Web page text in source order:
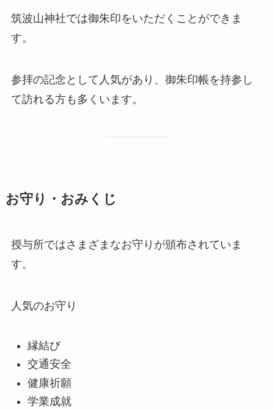
筑波山神社では御朱印をいただくことができま
す。
参拝の記念として人気があり、御朱印帳を持参し
て訪れる方も多くいます。
お守り・おみくじ
授与所ではさまざまなお守りが頒布されていま
す。
人気のお守り
縁結び
交通安全
健康祈願
学業成就